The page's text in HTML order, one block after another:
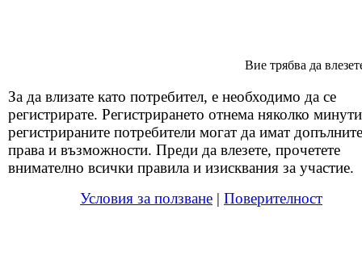
Вие трябва да
За да влизате като потребител, е необходимо да се
регистрирате. Регистрирането отнема няколко
регистрираните потребители могат да имат
права и възможности. Преди да влезете, прочетете
внимателно всички правила и изисквания за участие.
Условия за ползване | Поверителност